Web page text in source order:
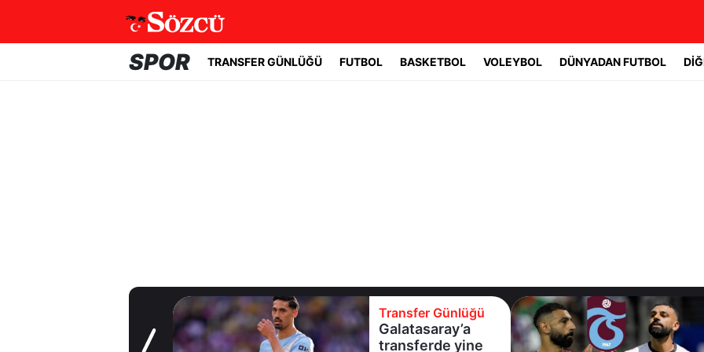
SPOR TRANSFER GÜNLÜĞÜ FUTBOL BASKETBOL VOLEYBOL DÜNYADAN FUTBOL
Transfer Günlüğü
Galatasaray’a
transferde yine